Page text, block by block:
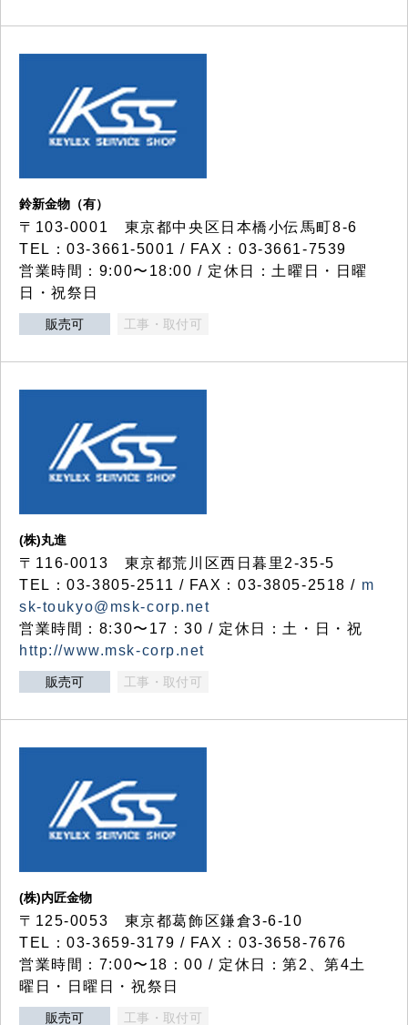
鈴新金物（有）
〒103-0001 東京都中央区日本橋小伝馬町8-6
TEL：03-3661-5001 / FAX：03-3661-7539
営業時間：9:00〜18:00 / 定休日：土曜日・日曜
日・祝祭日
販売可 工事・取付可
(株)丸進
〒116-0013 東京都荒川区西日暮里2-35-5
TEL：03-3805-2511 / FAX：03-3805-2518 / m
sk-toukyo@msk-corp.net
営業時間：8:30〜17：30 / 定休日：土・日・祝
http://www.msk-corp.net
販売可 工事・取付可
(株)内匠金物
〒125-0053 東京都葛飾区鎌倉3-6-10
TEL：03-3659-3179 / FAX：03-3658-7676
営業時間：7:00〜18：00 / 定休日：第2、第4土
曜日・日曜日・祝祭日
販売可 工事・取付可